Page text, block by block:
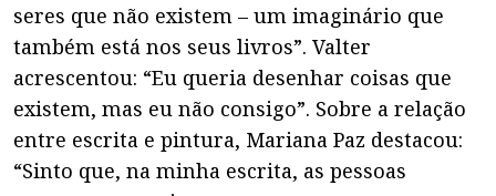
seres que não existem – um imaginário que
também está nos seus livros”. Valter
acrescentou: “Eu queria desenhar coisas que
existem, mas eu não consigo”. Sobre a relação
entre escrita e pintura, Mariana Paz destacou:
“Sinto que, na minha escrita, as pessoas